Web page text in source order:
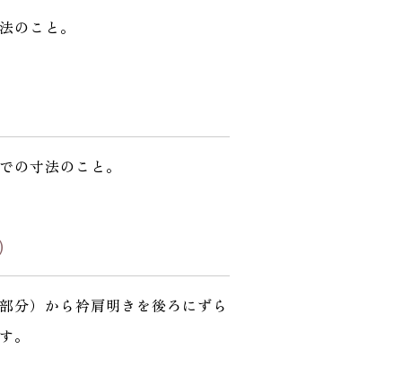
のこと。
の寸法のこと。
分）から衿肩明きを後ろにずら
。